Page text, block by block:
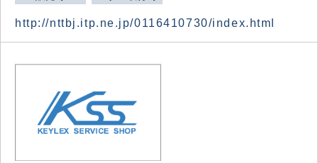
http://nttbj.itp.ne.jp/0116410730/index.html